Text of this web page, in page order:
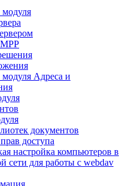
Адреса и
документов
доступа
настройка компьютеров в
сети для работы с webdav